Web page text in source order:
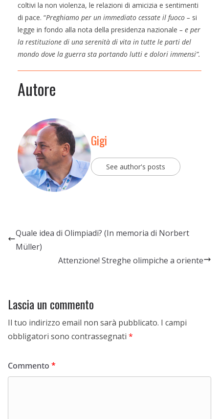
coltivi la non violenza, le relazioni di amicizia e sentimenti
di pace. “Preghiamo per un immediato cessate il fuoco – si
legge in fondo alla nota della presidenza nazionale – e per
la restituzione di una serenità di vita in tutte le parti del
mondo dove la guerra sta portando lutti e dolori immensi”.
Autore
Gigi
See author's posts
Quale idea di Olimpiadi? (In memoria di Norbert
Müller)
Attenzione! Streghe olimpiche a oriente
Lascia un commento
Il tuo indirizzo email non sarà pubblicato. I campi
obbligatori sono contrassegnati *
Commento *